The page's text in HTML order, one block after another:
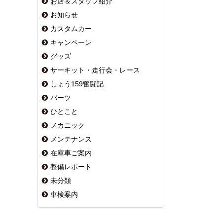
お知らせ
カスタムカー
キャンペーン
グッズ
サーキット・走行会・レース
しょう159奮闘記
パーツ
ひとこと
メカニック
メンテナンス
在庫車ご案内
整備レポート
未分類
車検案内